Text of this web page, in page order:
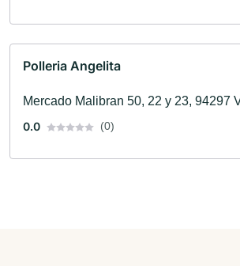
Polleria Angelita
Mercado Malibran 50, 22 y 23, 94297
0.0
(0)